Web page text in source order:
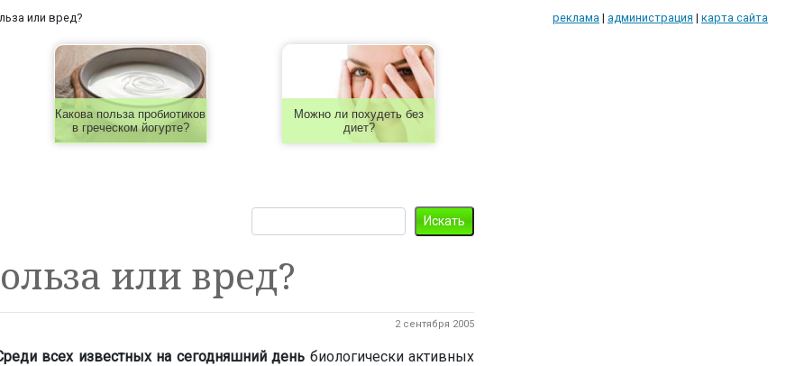
или вред? реклама | администрация | карта сайта
Какова польза пробиотиков
в греческом йогурте?
Можно ли похудеть без
диет?
или вред?
2 сентября 2005
всех известных на сегодняшний день биологически активных